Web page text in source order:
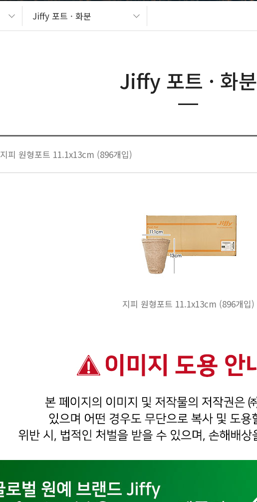
Jiffy 포트 · 화분
Jiffy 포트 · 화분
지피 원형포트 11.1x13cm (896개입)
지피 원형포트 11.1x13cm (896개입)